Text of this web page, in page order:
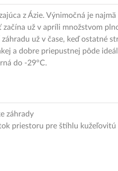
z Ázie. Výnimočná je
začína už v apríli množstvom
už v čase, keď ostatné
a dobre priepustnej pôde
do -29°C.
záhrady
priestoru pre štíhlu kužeľovitú